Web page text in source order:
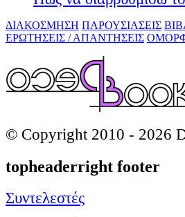
ΔΙΑΚΟΣΜΗΣΗ ΠΑΡΟΥΣΙΑΣΕΙΣ
ΕΡΩΤΗΣΕΙΣ / ΑΠΑΝΤΗΣΕΙΣ
© Copyright 2010 - 2026
topheaderright footer
Συντελεστές